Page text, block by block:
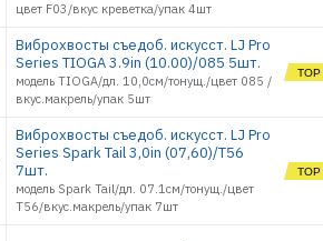
цвет F03/вкус креветка/упак 4шт
Виброхвосты съедоб. искусст. LJ Pro
Series TIOGA 3.9in (10.00)/085 5шт.
модель TIOGA/дл. 10,0см/тонущ./цвет 085 /
вкус.макрель/упак 5шт
Виброхвосты съедоб. искусст. LJ Pro
Series Spark Tail 3,0in (07,60)/T56
7шт.
модель Spark Tail/дл. 07.1см/тонущ./цвет
T56/вкус.макрель/упак 7шт